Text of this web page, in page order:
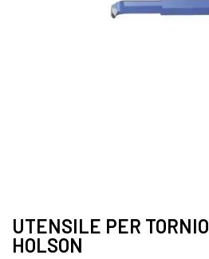
UTENSILE PER
HOLSON